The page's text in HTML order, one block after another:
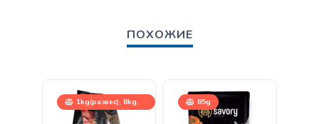
ПОХОЖИЕ
1kg(развес), 8kg,
400g, 2kg
85g